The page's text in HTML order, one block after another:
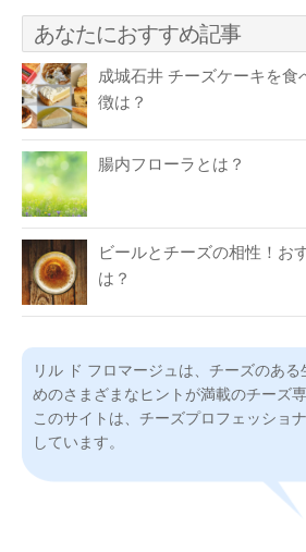
あなたにおすすめ記事
成城石井 チーズケーキを
徴は？
腸内フローラとは？
ビールとチーズの相性！お
は？
リル ド フロマージュは、チーズのあ
めのさまざまなヒントが満載のチーズ専
このサイトは、チーズプロフェッショ
しています。